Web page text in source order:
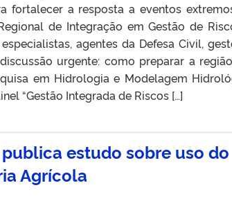
fortalecer a resposta a eventos
de Integração em Gestão de
agentes da Defesa Civil,
urgente: como preparar a
em Hidrologia e Modelagem
“Gestão Integrada de Riscos […]
estudo sobre uso do
Agrícola